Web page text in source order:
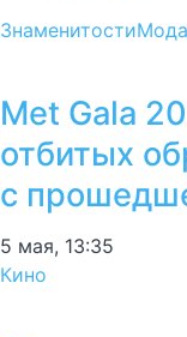
ЗнаменитостиМода
Met Gala
отбитых
с
5 мая, 13:35
Кино